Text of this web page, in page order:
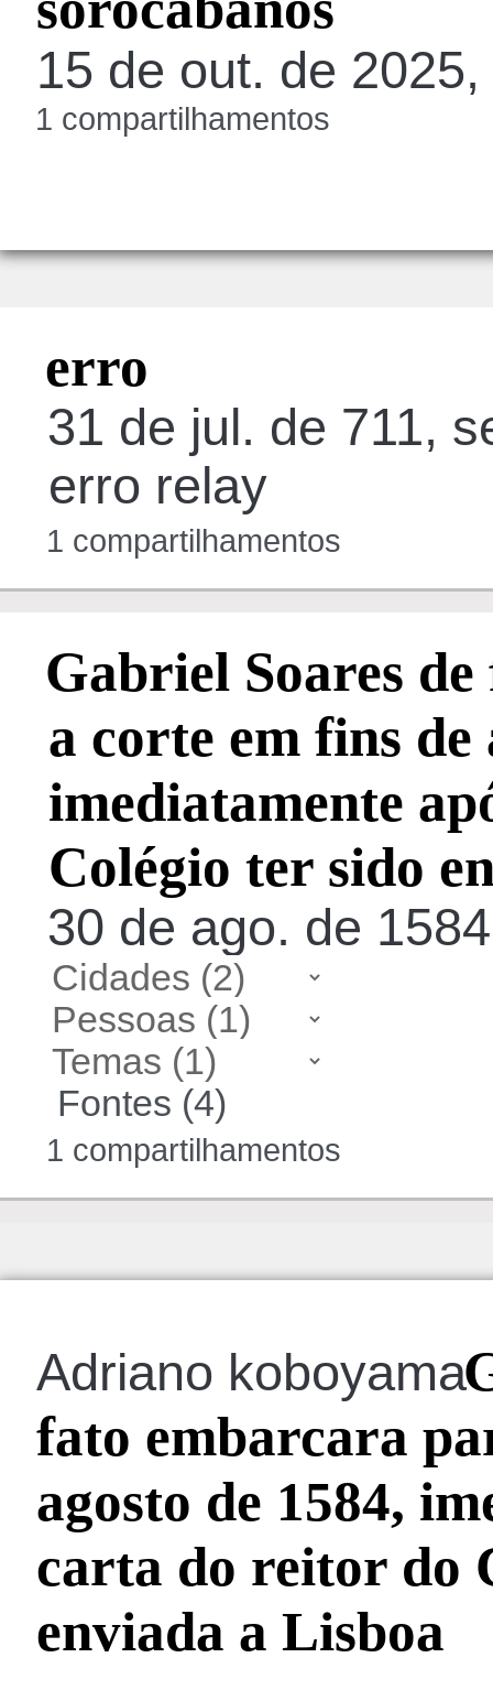
15 de out. de
1 compartilhamentos
erro
31 de jul. de 711,
erro relay
1 compartilhamentos
Gabriel Soares
a corte em fins de
imediatamente
Colégio ter sido
30 de ago. de
Fontes (4)
1 compartilhamentos
Adriano koboyama
fato embarcara
agosto de 1584,
carta do reitor do
enviada a Lisboa